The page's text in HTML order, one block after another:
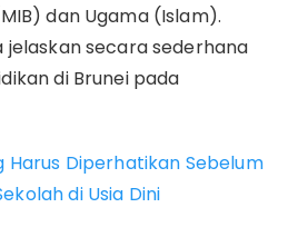
dan Ugama (Islam).
jelaskan secara sederhana
di Brunei pada
Harus Diperhatikan Sebelum
di Usia Dini